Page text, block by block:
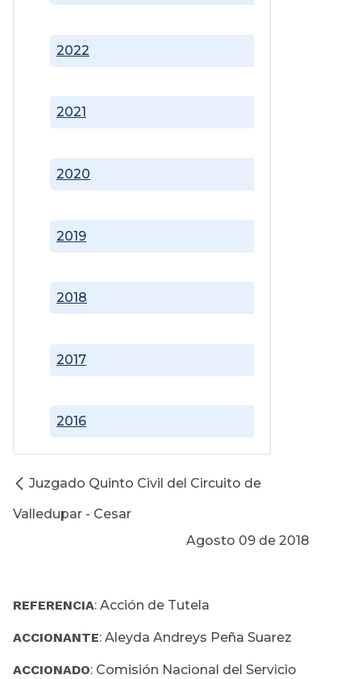
2016
2017
2018
2019
2020
2021
2022
Juzgado Quinto Civil del Circuito de
Valledupar - Cesar
Agosto 09 de 2018
REFERENCIA: Acción de Tutela
ACCIONANTE: Aleyda Andreys Peña Suarez
ACCIONADO: Comisión Nacional del Servicio